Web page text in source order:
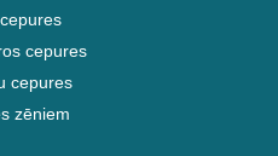
cepures
cepures
zēniem